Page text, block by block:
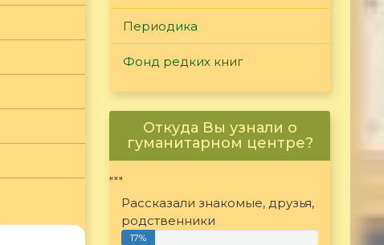
Периодика
Фонд редких книг
Откуда Вы узнали о
гуманитарном центре?
"""
Рассказали знакомые, друзья,
родственники
17%